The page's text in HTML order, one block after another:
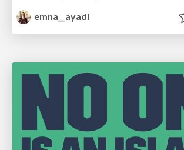
emna__ayadi